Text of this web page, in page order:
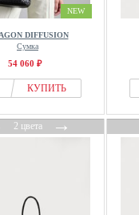
NEW
DIFFUSION
Сумка
54 060 ₽
КУПИТЬ
2 цвета→